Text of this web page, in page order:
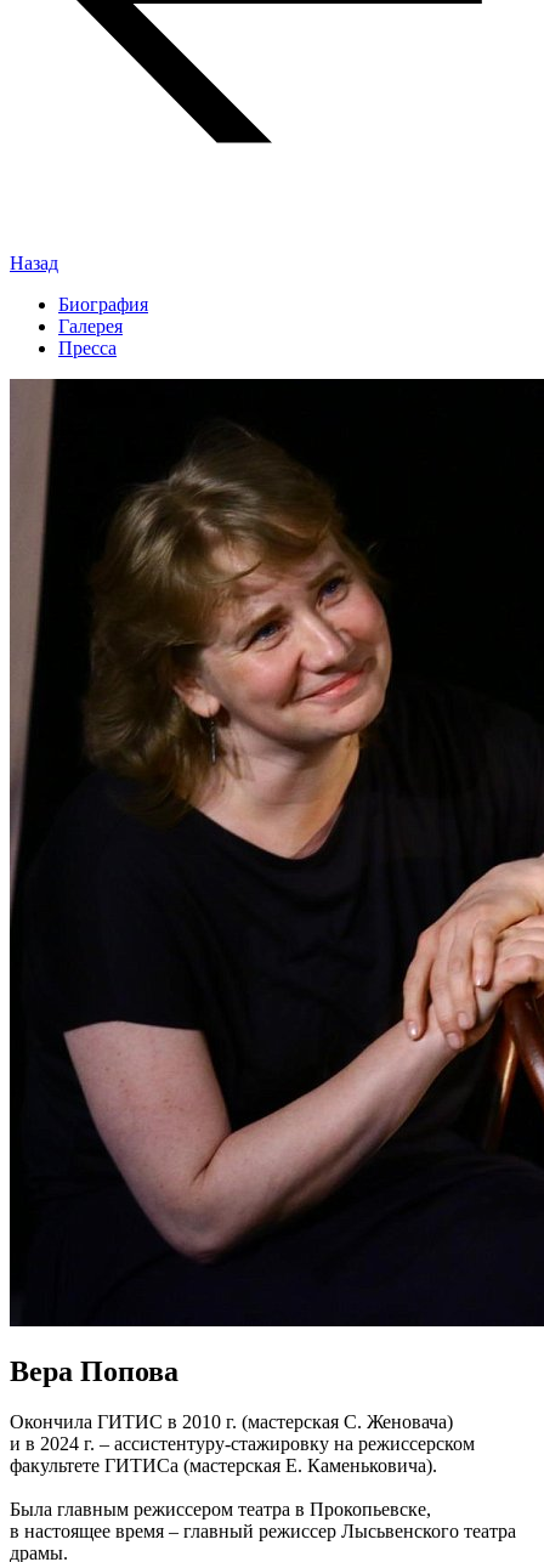
Назад
Биография
Галерея
Пресса
Вера Попова
Окончила ГИТИС в 2010 г. (мастерская С. Женовача)
и в 2024 г. – ассистентуру-стажировку на режиссерском
факультете ГИТИСа (мастерская Е. Каменьковича).
Была главным режиссером театра в Прокопьевске,
в настоящее время – главный режиссер Лысьвенского театра
драмы.